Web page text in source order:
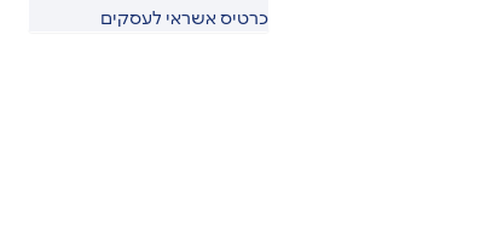
כרטיס אשראי לעסקים